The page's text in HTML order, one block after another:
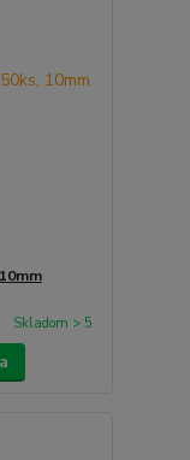
Skladom > 5